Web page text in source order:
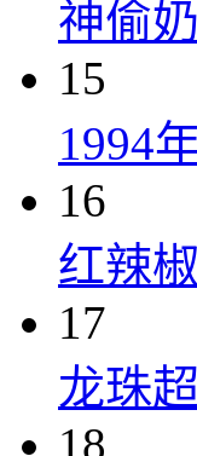
神偷
15
1994
16
红辣
17
龙珠
18